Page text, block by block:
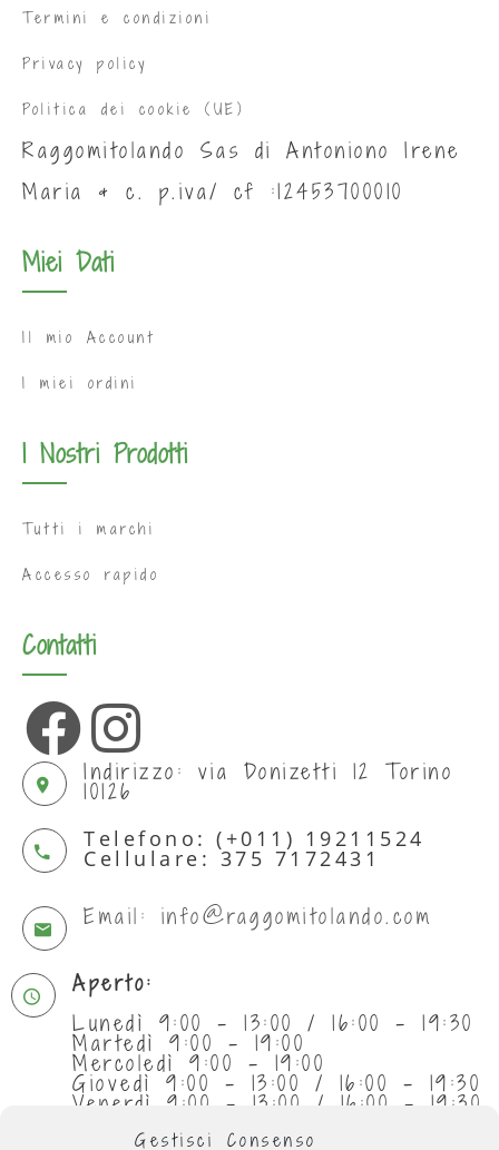
Gestisci Consenso
Termini e condizioni
Privacy policy
Politica dei cookie (UE)
Raggomitolando Sas di Antoniono Irene
Maria & c. p.iva/ cf :12453700010
Miei Dati
Il mio Account
I miei ordini
I Nostri Prodotti
Tutti i marchi
Accesso rapido
Contatti
Indirizzo: via Donizetti 12 Torino
10126
Telefono: (+011) 19211524
Cellulare: 375 7172431
Email: info@raggomitolando.com
Aperto:
Lunedì 9:00 - 13:00 / 16:00 - 19:30
Martedì 9:00 - 19:00
Mercoledì 9:00 - 19:00
Giovedì 9:00 - 13:00 / 16:00 - 19:30
Venerdì 9:00 - 13:00 / 16:00 - 19:30